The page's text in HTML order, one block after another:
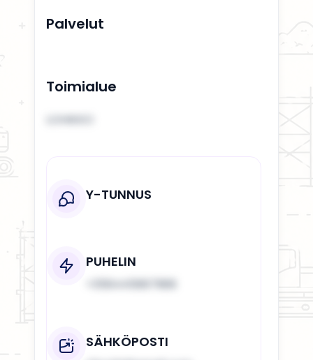
Palvelut
Toimialue
LOHIKKO
Y-TUNNUS
PUHELIN
SÄHKÖPOSTI